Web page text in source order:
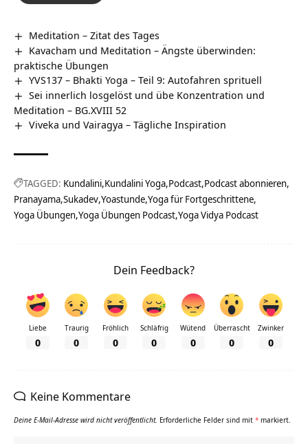
Meditation – Zitat des Tages
Kavacham und Meditation – Ängste überwinden:
praktische Übungen
YVS137 – Bhakti Yoga – Teil 9: Autofahren sprituell
Sei innerlich losgelöst und übe Konzentration und
Meditation – BG.XVIII 52
Viveka und Vairagya – Tägliche Inspiration
TAGGED: Kundalini Kundalini Yoga Podcast Podcast abonnieren
Pranayama Sukadev Yoastunde Yoga für Fortgeschrittene
Yoga Übungen Yoga Übungen Podcast Yoga Vidya Podcast
Dein Feedback?
Liebe
0
Traurig
0
Fröhlich
0
Schläfrig
0
Wütend
0
Überrascht
0
Zwinker
0
Keine Kommentare
Deine E-Mail-Adresse wird nicht veröffentlicht. Erforderliche Felder sind mit * markiert.